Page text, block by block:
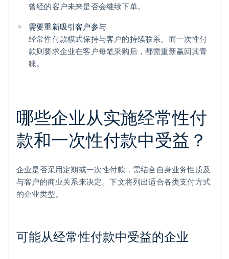
曾经的客户未来是否会继续下单。
需要重新吸引客户参与
经常性付款模式保持与客户的持续联系。而一次性付
款则要求企业在客户每笔采购后，都需重新赢回其青
睐。
哪些企业从实施经常性付
款和一次性付款中受益？
企业是否采用定期或一次性付款，需结合自身业务性质及
与客户的商业关系来决定。下文将列出适合各类支付方式
的企业类型。
可能从经常性付款中受益的企业